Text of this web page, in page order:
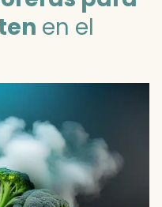
en el